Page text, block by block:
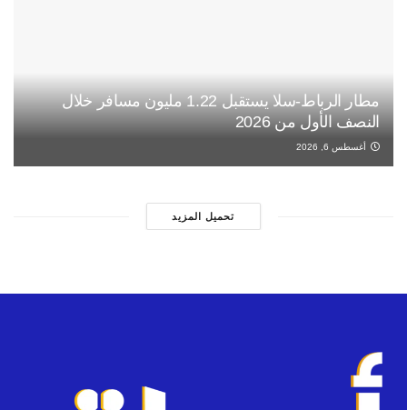
مطار الرباط-سلا يستقبل 1.22 مليون مسافر خلال
النصف الأول من 2026
أغسطس 6, 2026
تحميل المزيد